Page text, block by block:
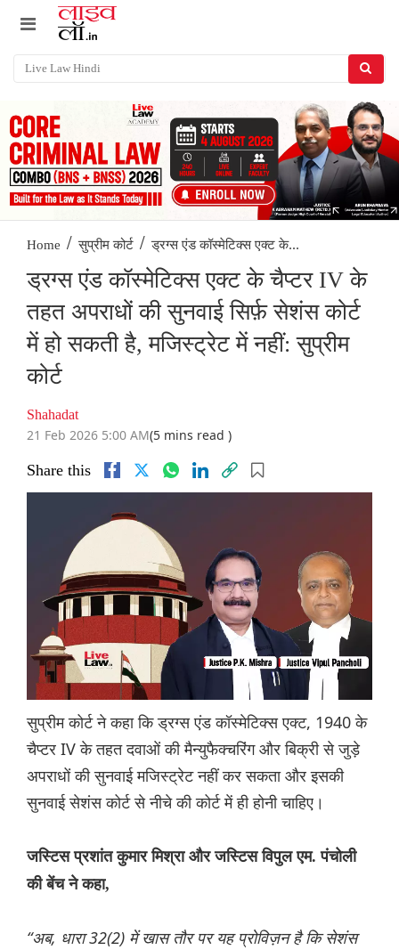
Home / सुप्रीम कोर्ट / ड्रग्स एंड कॉस्मेटिक्स एक्ट के...
ड्रग्स एंड कॉस्मेटिक्स एक्ट के चैप्टर IV के
तहत अपराधों की सुनवाई सिर्फ़ सेशंस कोर्ट
में हो सकती है, मजिस्ट्रेट में नहीं: सुप्रीम
कोर्ट
Shahadat
21 Feb 2026 5:00 AM(5 mins read )
Share this
सुप्रीम कोर्ट ने कहा कि ड्रग्स एंड कॉस्मेटिक्स एक्ट, 1940 के
चैप्टर IV के तहत दवाओं की मैन्युफैक्चरिंग और बिक्री से जुड़े
अपराधों की सुनवाई मजिस्ट्रेट नहीं कर सकता और इसकी
सुनवाई सेशंस कोर्ट से नीचे की कोर्ट में ही होनी चाहिए।
जस्टिस प्रशांत कुमार मिश्रा और जस्टिस विपुल एम. पंचोली
की बेंच ने कहा,
“अब, धारा 32(2) में खास तौर पर यह प्रोविज़न है कि सेशंस